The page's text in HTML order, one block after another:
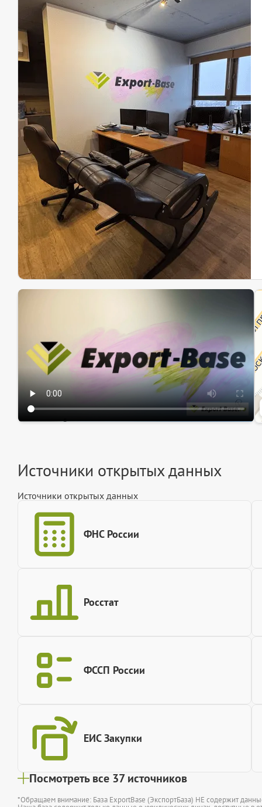
Источники открытых данных
Источники открытых данных
ФНС России
Росстат
ФССП России
ЕИС Закупки
Посмотреть все 37 источников
*Обращаем внимание: База ExportBase (ЭкспортБаза) НЕ содержит